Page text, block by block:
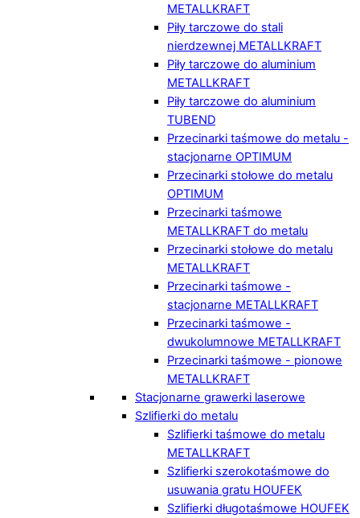
METALLKRAFT
Piły tarczowe do stali
nierdzewnej METALLKRAFT
Piły tarczowe do aluminium
METALLKRAFT
Piły tarczowe do aluminium
TUBEND
Przecinarki taśmowe do metalu -
stacjonarne OPTIMUM
Przecinarki stołowe do metalu
OPTIMUM
Przecinarki taśmowe
METALLKRAFT do metalu
Przecinarki stołowe do metalu
METALLKRAFT
Przecinarki taśmowe -
stacjonarne METALLKRAFT
Przecinarki taśmowe -
dwukolumnowe METALLKRAFT
Przecinarki taśmowe - pionowe
METALLKRAFT
Stacjonarne grawerki laserowe
Szlifierki do metalu
Szlifierki taśmowe do metalu
METALLKRAFT
Szlifierki szerokotaśmowe do
usuwania gratu HOUFEK
Szlifierki długotaśmowe HOUFEK